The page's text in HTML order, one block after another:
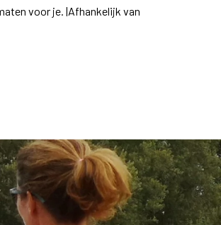
voor je. |Afhankelijk van